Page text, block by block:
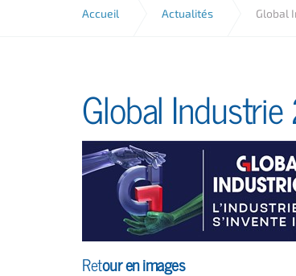
Accueil Actualités Global
Global
Retour en images